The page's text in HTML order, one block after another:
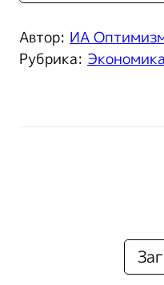
Автор: ИА
Рубрика: Экономика